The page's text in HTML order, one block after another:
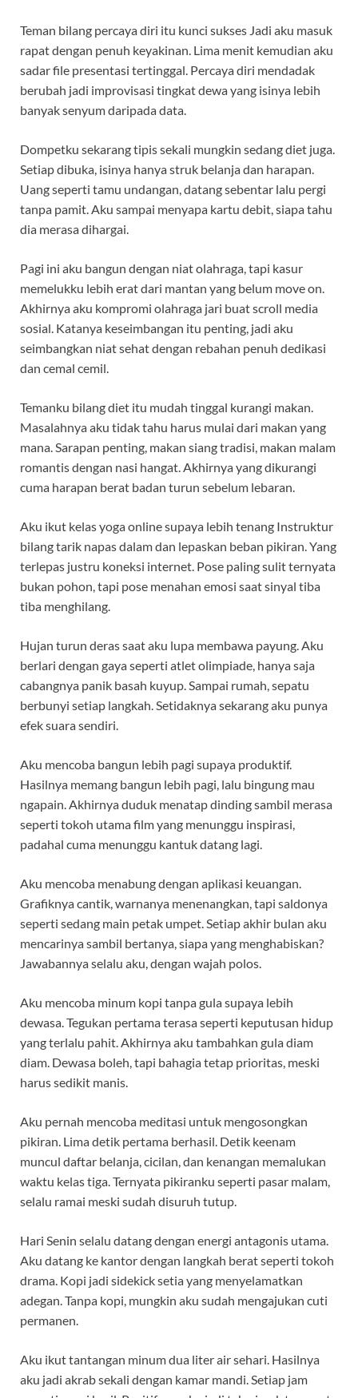
Teman bilang percaya diri itu kunci sukses Jadi aku masuk
rapat dengan penuh keyakinan. Lima menit kemudian aku
sadar file presentasi tertinggal. Percaya diri mendadak
berubah jadi improvisasi tingkat dewa yang isinya lebih
banyak senyum daripada data.
Dompetku sekarang tipis sekali mungkin sedang diet juga.
Setiap dibuka, isinya hanya struk belanja dan harapan.
Uang seperti tamu undangan, datang sebentar lalu pergi
tanpa pamit. Aku sampai menyapa kartu debit, siapa tahu
dia merasa dihargai.
Pagi ini aku bangun dengan niat olahraga, tapi kasur
memelukku lebih erat dari mantan yang belum move on.
Akhirnya aku kompromi olahraga jari buat scroll media
sosial. Katanya keseimbangan itu penting, jadi aku
seimbangkan niat sehat dengan rebahan penuh dedikasi
dan cemal cemil.
Temanku bilang diet itu mudah tinggal kurangi makan.
Masalahnya aku tidak tahu harus mulai dari makan yang
mana. Sarapan penting, makan siang tradisi, makan malam
romantis dengan nasi hangat. Akhirnya yang dikurangi
cuma harapan berat badan turun sebelum lebaran.
Aku ikut kelas yoga online supaya lebih tenang Instruktur
bilang tarik napas dalam dan lepaskan beban pikiran. Yang
terlepas justru koneksi internet. Pose paling sulit ternyata
bukan pohon, tapi pose menahan emosi saat sinyal tiba
tiba menghilang.
Hujan turun deras saat aku lupa membawa payung. Aku
berlari dengan gaya seperti atlet olimpiade, hanya saja
cabangnya panik basah kuyup. Sampai rumah, sepatu
berbunyi setiap langkah. Setidaknya sekarang aku punya
efek suara sendiri.
Aku mencoba bangun lebih pagi supaya produktif.
Hasilnya memang bangun lebih pagi, lalu bingung mau
ngapain. Akhirnya duduk menatap dinding sambil merasa
seperti tokoh utama film yang menunggu inspirasi,
padahal cuma menunggu kantuk datang lagi.
Aku mencoba menabung dengan aplikasi keuangan.
Grafiknya cantik, warnanya menenangkan, tapi saldonya
seperti sedang main petak umpet. Setiap akhir bulan aku
mencarinya sambil bertanya, siapa yang menghabiskan?
Jawabannya selalu aku, dengan wajah polos.
Aku mencoba minum kopi tanpa gula supaya lebih
dewasa. Tegukan pertama terasa seperti keputusan hidup
yang terlalu pahit. Akhirnya aku tambahkan gula diam
diam. Dewasa boleh, tapi bahagia tetap prioritas, meski
harus sedikit manis.
Aku pernah mencoba meditasi untuk mengosongkan
pikiran. Lima detik pertama berhasil. Detik keenam
muncul daftar belanja, cicilan, dan kenangan memalukan
waktu kelas tiga. Ternyata pikiranku seperti pasar malam,
selalu ramai meski sudah disuruh tutup.
Hari Senin selalu datang dengan energi antagonis utama.
Aku datang ke kantor dengan langkah berat seperti tokoh
drama. Kopi jadi sidekick setia yang menyelamatkan
adegan. Tanpa kopi, mungkin aku sudah mengajukan cuti
permanen.
Aku ikut tantangan minum dua liter air sehari. Hasilnya
aku jadi akrab sekali dengan kamar mandi. Setiap jam